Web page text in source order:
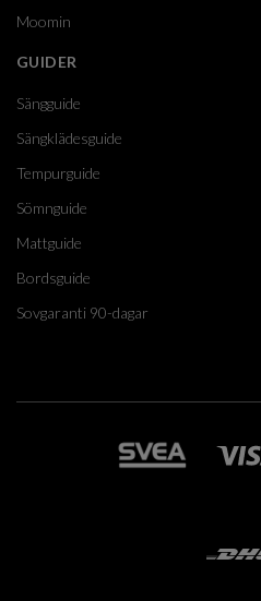
Moomin
GUIDER
Sängguide
Sängklädesguide
Tempurguide
Sömnguide
Mattguide
Bordsguide
Sovgaranti 90-dagar